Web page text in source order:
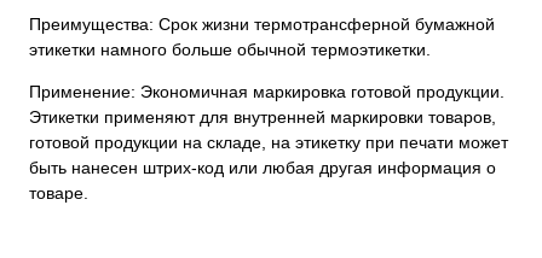
Преимущества: Срок жизни термотрансферной бумажной
этикетки намного больше обычной термоэтикетки.
Применение: Экономичная маркировка готовой продукции.
Этикетки применяют для внутренней маркировки товаров,
готовой продукции на складе, на этикетку при печати может
быть нанесен штрих-код или любая другая информация о
товаре.